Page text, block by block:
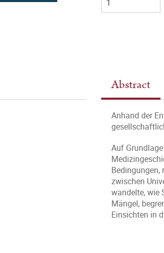
Abstract
Anhand der
Auf
Bedingungen,
zwischen
wandelte, wie
Mängel,
Einsichten in